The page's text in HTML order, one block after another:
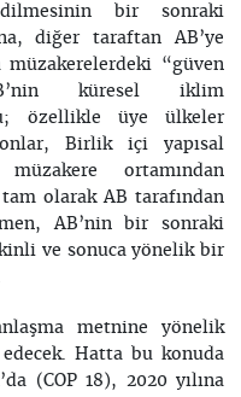
bir sonraki
diğer taraftan AB’ye
“güven
küresel iklim
özellikle üye ülkeler
Birlik içi yapısal
ortamından
olarak AB tarafından
AB’nin bir sonraki
ve sonuca yönelik bir
metnine yönelik
Hatta bu konuda
(COP 18), 2020 yılına